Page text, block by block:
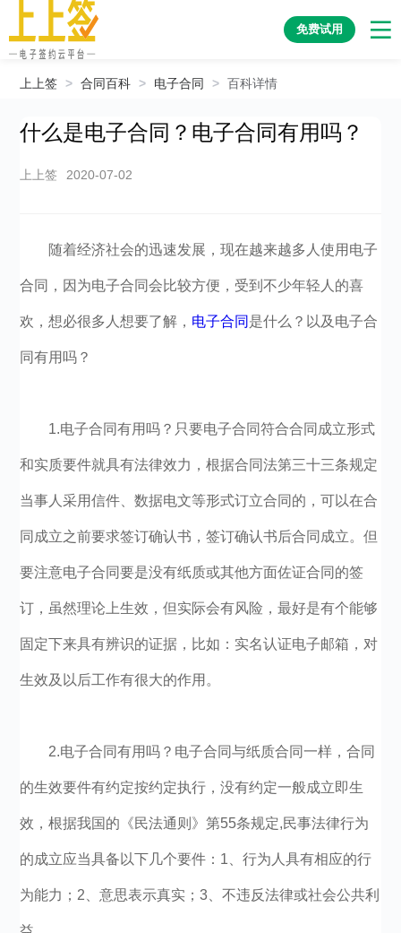
免费试用
上上签 > 合同百科 > 电子合同 > 百科详情
什么是电子合同？电子合同有用吗？
上上签 2020-07-02
随着经济社会的迅速发展，现在越来越多人使用电子
合同，因为电子合同会比较方便，受到不少年轻人的喜
欢，想必很多人想要了解， 电子合同 是什么？以及电子合
同有用吗？
1.电子合同有用吗？只要电子合同符合合同成立形式
和实质要件就具有法律效力，根据合同法第三十三条规定
当事人采用信件、数据电文等形式订立合同的，可以在合
同成立之前要求签订确认书，签订确认书后合同成立。但
要注意电子合同要是没有纸质或其他方面佐证合同的签
订，虽然理论上生效，但实际会有风险，最好是有个能够
固定下来具有辨识的证据，比如：实名认证电子邮箱，对
生效及以后工作有很大的作用。
2.电子合同有用吗？电子合同与纸质合同一样，合同
的生效要件有约定按约定执行，没有约定一般成立即生
效，根据我国的《民法通则》第55条规定,民事法律行为
的成立应当具备以下几个要件：1、行为人具有相应的行
为能力；2、意思表示真实；3、不违反法律或社会公共利